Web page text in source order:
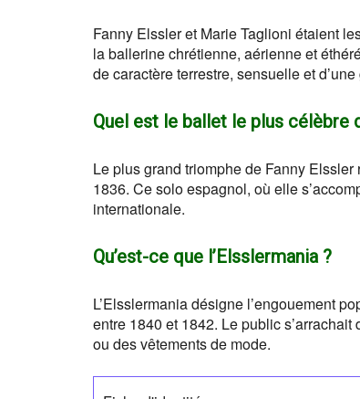
Fanny Elssler et Marie Taglioni étaient
la ballerine chrétienne, aérienne et
de caractère terrestre, sensuelle et
Quel est le ballet le plus célèbre
Le plus grand triomphe de Fanny
1836. Ce solo espagnol, où elle
internationale.
Qu’est-ce que l’Elsslermania ?
L’Elsslermania désigne l’engouement
entre 1840 et 1842. Le public
ou des vêtements de mode.